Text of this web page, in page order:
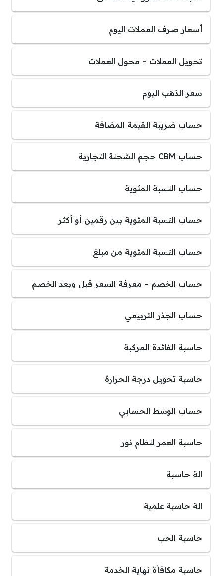
أسعار صرف العملات اليوم
تحويل العملات – محول العملات
سعر الذهب اليوم
حساب ضريبة القيمة المضافة
حساب CBM حجم الشحنة التجارية
حساب النسبة المئوية
حساب النسبة المئوية بين رقمين أو أكثر
حساب النسبة المئوية من مبلغ
حساب الخصم – معرفة السعر قبل وبعد الخصم
حساب الجذر التربيعي
حاسبة الفائدة المركبة
حاسبة تحويل درجة الحرارة
حساب الوسط الحسابي
حاسبة العمر لنظام نور
الة حاسبة
الة حاسبة علمية
حاسبة الحب
حاسبة مكافأة نهاية الخدمة